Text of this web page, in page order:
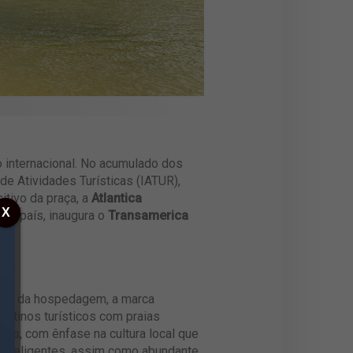
No acumulado dos
Atividades Turísticas (IATUR),
da praça, a Atlantica
o país, inaugura o Transamerica
da hospedagem, a marca
turísticos com praias
com ênfase na cultura local que
X